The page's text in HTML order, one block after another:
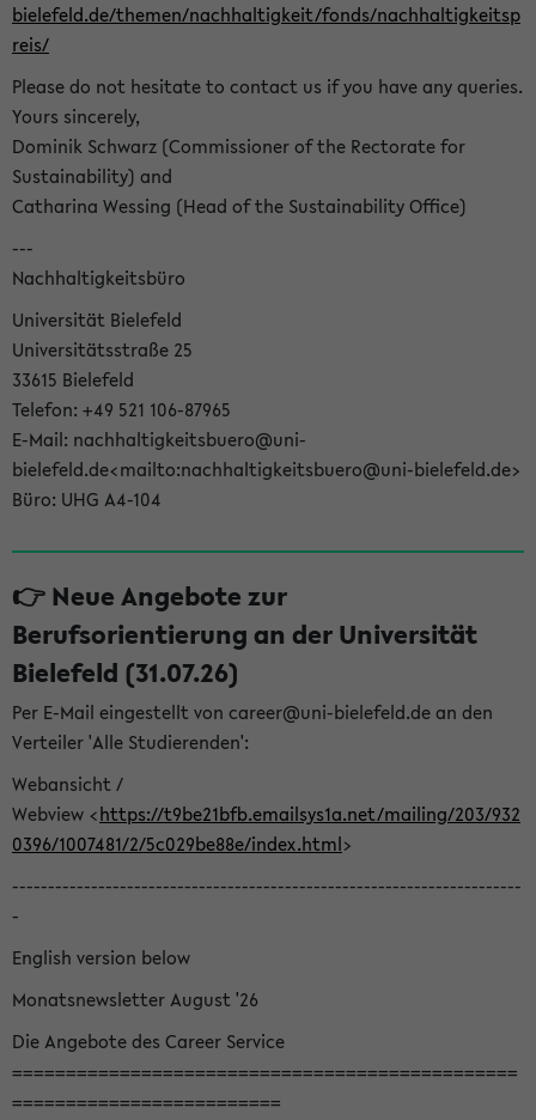
bielefeld.de/themen/nachhaltigkeit/fonds/nachhaltigkeitsp
reis/
Please do not hesitate to contact us if you have any queries.
Yours sincerely,
Dominik Schwarz (Commissioner of the Rectorate for
Sustainability) and
Catharina Wessing (Head of the Sustainability Office)
---
Nachhaltigkeitsbüro
Universität Bielefeld
Universitätsstraße 25
33615 Bielefeld
Telefon: +49 521 106-87965
E-Mail: nachhaltigkeitsbuero@uni-
bielefeld.de<mailto:nachhaltigkeitsbuero@uni-bielefeld.de>
Büro: UHG A4-104
👉 Neue Angebote zur
Berufsorientierung an der Universität
Bielefeld (31.07.26)
Per E-Mail eingestellt von career@uni-bielefeld.de an den
Verteiler 'Alle Studierenden':
Webansicht /
Webview <https://t9be21bfb.emailsys1a.net/mailing/203/932
0396/1007481/2/5c029be88e/index.html>
-----------------------------------------------------------------------
-
English version below
Monatsnewsletter August '26
Die Angebote des Career Service
===============================================
=========================